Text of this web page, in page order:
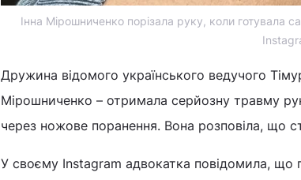
Інна Мірошниченко порізала руку, коли готувала
Дружина відомого українського ведучого
Мірошниченко – отримала серйозну травму
через ножове поранення. Вона розповіла, що
У своєму Instagram адвокатка повідомила, що